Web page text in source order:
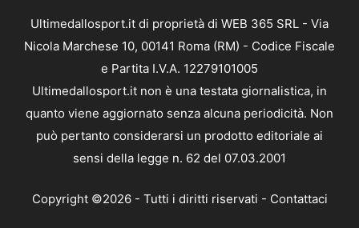
Ultimedallosport.it di proprietà di WEB 365 SRL - Via
Nicola Marchese 10, 00141 Roma (RM) - Codice Fiscale
e Partita I.V.A. 12279101005
Ultimedallosport.it non è una testata giornalistica, in
quanto viene aggiornato senza alcuna periodicità. Non
può pertanto considerarsi un prodotto editoriale ai
sensi della legge n. 62 del 07.03.2001
Copyright ©2026 - Tutti i diritti riservati - Contattaci